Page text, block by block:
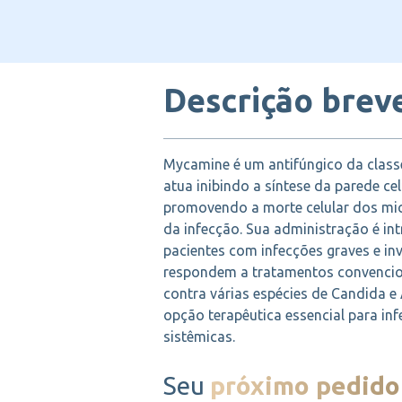
Descrição
Mycamine é um antifúngico da
atua inibindo a síntese da parede
promovendo a morte celular dos
da infecção. Sua administração é
pacientes com infecções graves e
respondem a tratamentos
contra várias espécies de Candida
opção terapêutica essencial para
sistêmicas.
Seu próximo pedido